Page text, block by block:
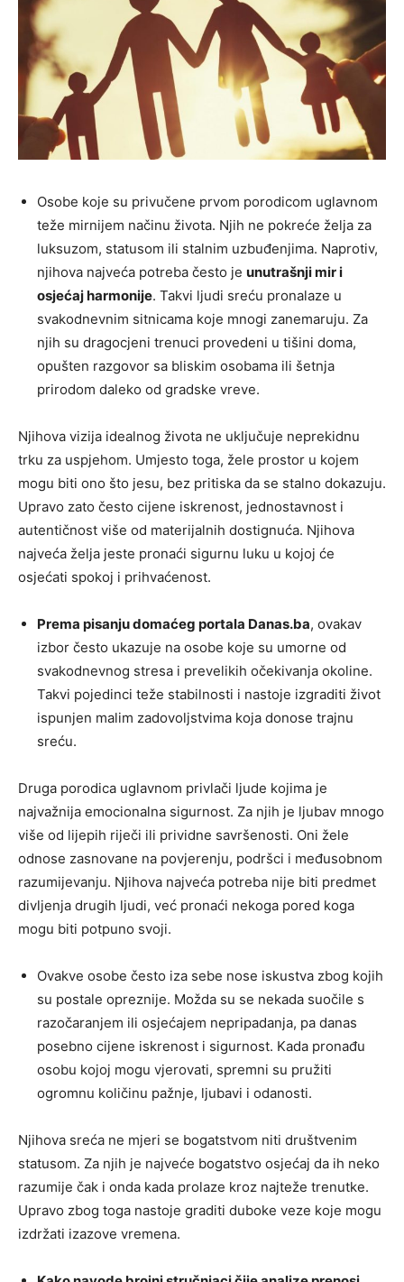
Osobe koje su privučene prvom porodicom uglavnom
teže mirnijem načinu života. Njih ne pokreće želja za
luksuzom, statusom ili stalnim uzbuđenjima. Naprotiv,
njihova najveća potreba često je unutrašnji mir i
osjećaj harmonije. Takvi ljudi sreću pronalaze u
svakodnevnim sitnicama koje mnogi zanemaruju. Za
njih su dragocjeni trenuci provedeni u tišini doma,
opušten razgovor sa bliskim osobama ili šetnja
prirodom daleko od gradske vreve.
Njihova vizija idealnog života ne uključuje neprekidnu
trku za uspjehom. Umjesto toga, žele prostor u kojem
mogu biti ono što jesu, bez pritiska da se stalno dokazuju.
Upravo zato često cijene iskrenost, jednostavnost i
autentičnost više od materijalnih dostignuća. Njihova
najveća želja jeste pronaći sigurnu luku u kojoj će
osjećati spokoj i prihvaćenost.
Prema pisanju domaćeg portala Danas.ba, ovakav
izbor često ukazuje na osobe koje su umorne od
svakodnevnog stresa i prevelikih očekivanja okoline.
Takvi pojedinci teže stabilnosti i nastoje izgraditi život
ispunjen malim zadovoljstvima koja donose trajnu
sreću.
Druga porodica uglavnom privlači ljude kojima je
najvažnija emocionalna sigurnost. Za njih je ljubav mnogo
više od lijepih riječi ili prividne savršenosti. Oni žele
odnose zasnovane na povjerenju, podršci i međusobnom
razumijevanju. Njihova najveća potreba nije biti predmet
divljenja drugih ljudi, već pronaći nekoga pored koga
mogu biti potpuno svoji.
Ovakve osobe često iza sebe nose iskustva zbog kojih
su postale opreznije. Možda su se nekada suočile s
razočaranjem ili osjećajem nepripadanja, pa danas
posebno cijene iskrenost i sigurnost. Kada pronađu
osobu kojoj mogu vjerovati, spremni su pružiti
ogromnu količinu pažnje, ljubavi i odanosti.
Njihova sreća ne mjeri se bogatstvom niti društvenim
statusom. Za njih je najveće bogatstvo osjećaj da ih neko
razumije čak i onda kada prolaze kroz najteže trenutke.
Upravo zbog toga nastoje graditi duboke veze koje mogu
izdržati izazove vremena.